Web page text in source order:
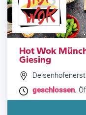
Hot Wok
Giesing
geschlossen.